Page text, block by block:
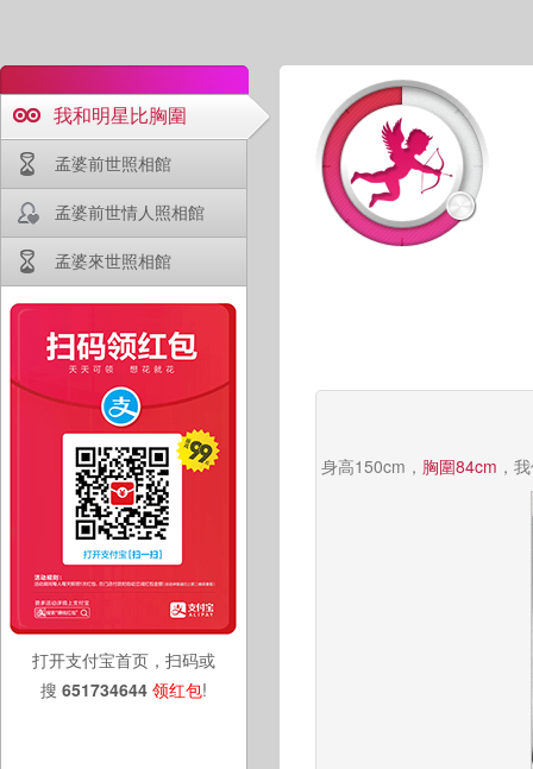
我和明星比胸圍
孟婆前世照相館
孟婆前世情人照相館
孟婆來世照相館
打开支付宝首页，扫码或
搜 651734644 领红包!
身高150cm， 胸圍84cm ，